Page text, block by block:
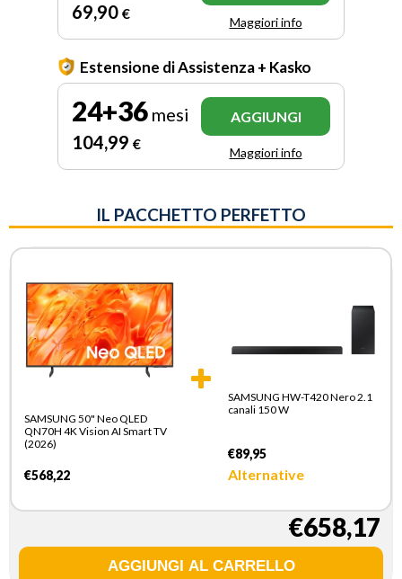
69,90 € Maggiori info
Estensione di Assistenza + Kasko
24+36 mesi
104,99 €
AGGIUNGI
Maggiori info
IL PACCHETTO PERFETTO
SAMSUNG 50" Neo QLED
QN70H 4K Vision AI Smart TV
(2026)
€568,22
SAMSUNG HW-T420 Nero 2.1
canali 150 W
€89,95
Alternative
€658,17